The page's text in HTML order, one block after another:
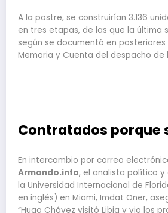
A la postre, se construirían 3.136
en tres etapas, de las que la última
según se documentó en
Memoria y Cuenta del despacho de
Contratados porque
En intercambio por correo
Armando.info, el analista político
la Universidad Internacional de
en inglés) en Miami, Imdat Oner,
“Hugo Chávez visitó Libia y vio los